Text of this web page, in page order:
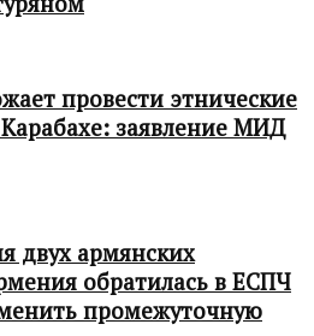
провести этнические
заявление МИД
двух армянских
обратилась в ЕСПЧ
промежуточную